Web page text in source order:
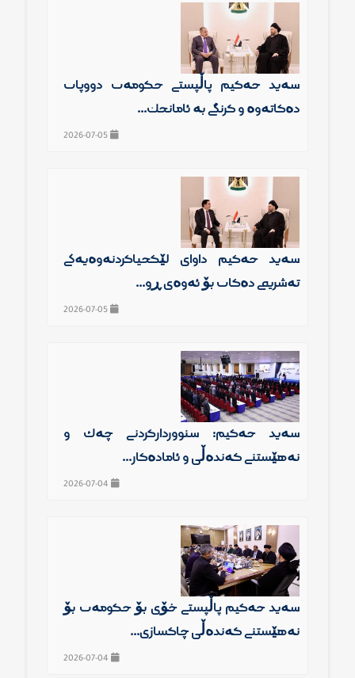
سەید حەكیم پاڵپشتی حكومەت دووپات
دەكاتەوە و گرنگی بە ئامانجك...
2026-07-05
سەید حەكیم داوای لێكجیاكردنەوەیەكی
تەشریعی دەكات بۆ ئەوەی ڕو...
2026-07-05
سەید حەكیم: سنوورداركردنی چەك و
نەهێشتنی گەندەڵی و ئامادەكار...
سەید حەكیم پاڵپشتی خۆی بۆ حكومەت بۆ
نەهێشتنی گەندەڵی چاكسازی...